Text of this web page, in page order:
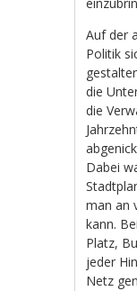
Auf der
Politik
die
die
Dabei
man an
kann.
Platz,
jeder
Netz